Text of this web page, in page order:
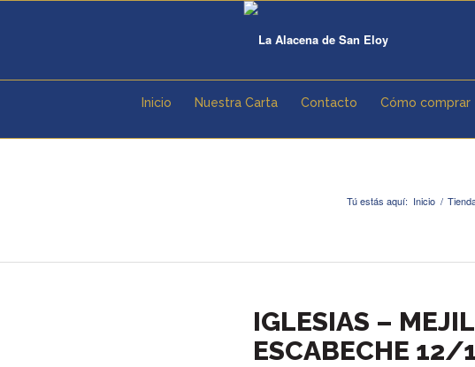
Inicio Nuestra Carta Contacto Cómo comprar
Tú estás aquí: Inicio /
IGLESIAS –
ESCABECHE 12/